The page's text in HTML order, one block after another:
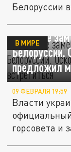
Белоруссии
В Днепре
Белоруссии.
предложил
В МИРЕ
09 ФЕВРАЛЯ 19:59
Власти
горсовета и